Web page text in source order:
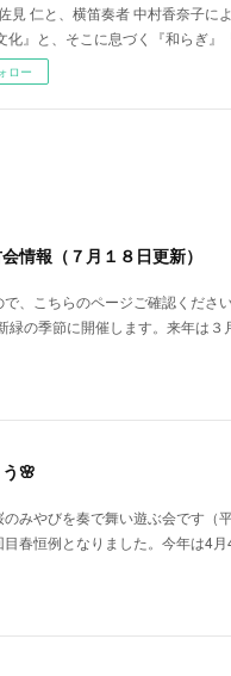
見 仁と、横笛奏者 中村香奈子に
化』と、そこに息づく『和らぎ』
ロー
情報（７月１８日更新）
、こちらのページご確認くだ
緑の季節に開催します。来年は
🌸
みやびを奏で舞い遊ぶ会です（
目春恒例となりました。今年は4